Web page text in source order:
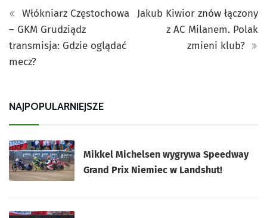
Włókniarz Częstochowa
– GKM Grudziądz
transmisja: Gdzie oglądać
mecz?
Jakub Kiwior znów łączony
z AC Milanem. Polak
zmieni klub?
NAJPOPULARNIEJSZE
Mikkel Michelsen wygrywa Speedway
Grand Prix Niemiec w Landshut!